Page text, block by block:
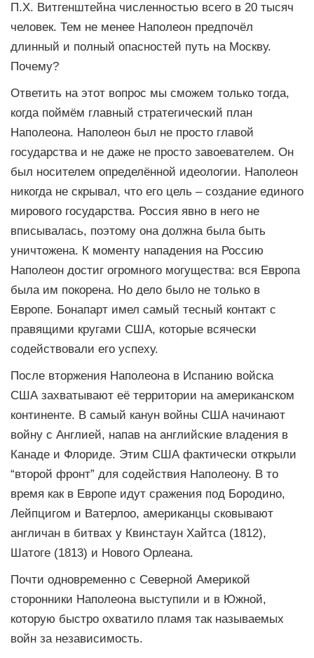
П.Х. Витгенштейна численностью всего в 20 тысяч
человек. Тем не менее Наполеон предпочёл
длинный и полный опасностей путь на Москву.
Почему?
Ответить на этот вопрос мы сможем только тогда,
когда поймём главный стратегический план
Наполеона. Наполеон был не просто главой
государства и не даже не просто завоевателем. Он
был носителем определённой идеологии. Наполеон
никогда не скрывал, что его цель – создание единого
мирового государства. Россия явно в него не
вписывалась, поэтому она должна была быть
уничтожена. К моменту нападения на Россию
Наполеон достиг огромного могущества: вся Европа
была им покорена. Но дело было не только в
Европе. Бонапарт имел самый тесный контакт с
правящими кругами США, которые всячески
содействовали его успеху.
После вторжения Наполеона в Испанию войска
США захватывают её территории на американском
континенте. В самый канун войны США начинают
войну с Англией, напав на английские владения в
Канаде и Флориде. Этим США фактически открыли
“второй фронт” для содействия Наполеону. В то
время как в Европе идут сражения под Бородино,
Лейпцигом и Ватерлоо, американцы сковывают
англичан в битвах у Квинстаун Хайтса (1812),
Шатоге (1813) и Нового Орлеана.
Почти одновременно с Северной Америкой
сторонники Наполеона выступили и в Южной,
которую быстро охватило пламя так называемых
войн за независимость.